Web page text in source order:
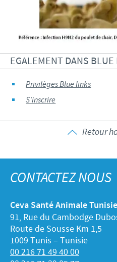
EGALEMENT DANS BLUE
Privilèges Blue links
S'inscrire
Retour
CONTACTEZ NOUS
Ceva Santé Animale Tunisie
91, Rue du Cambodge
Route de Sousse Km 1,5
1009 Tunis – Tunisie
00 216 71 49 40 00